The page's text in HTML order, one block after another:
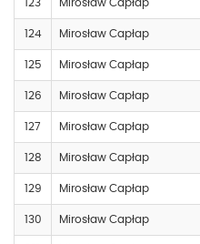
123 Mirosław Capłap
124 Mirosław Capłap
125 Mirosław Capłap
126 Mirosław Capłap
127 Mirosław Capłap
128 Mirosław Capłap
129 Mirosław Capłap
130 Mirosław Capłap